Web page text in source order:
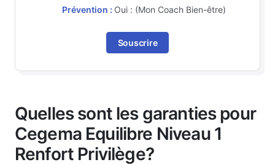
Prévention : Oui : (Mon Coach Bien-être)
Souscrire
Quelles sont les garanties pour
Cegema Equilibre Niveau 1
Renfort Privilège?